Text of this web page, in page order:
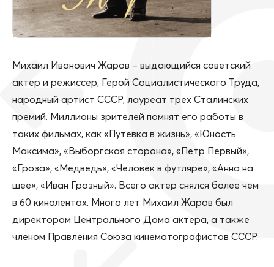
Михаил Иванович Жаров – выдающийся советский
актер и режиссер, Герой Социалистического Труда,
народный артист СССР, лауреат трех Сталинских
премий. Миллионы зрителей помнят его работы в
таких фильмах, как «Путевка в жизнь», «Юность
Максима», «Выборгская сторона», «Петр Первый»,
«Гроза», «Медведь», «Человек в футляре», «Анна на
шее», «Иван Грозный». Всего актер снялся более чем
в 60 кинолентах. Много лет Михаил Жаров был
директором Центрального Дома актера, а также
членом Правления Союза кинематографистов СССР.